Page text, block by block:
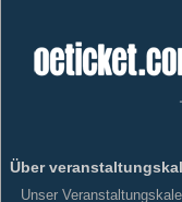
Über
Unser